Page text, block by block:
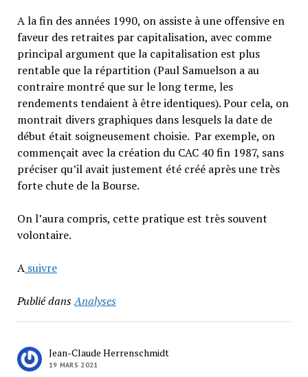
A la fin des années 1990, on assiste à une offensive en
faveur des retraites par capitalisation, avec comme
principal argument que la capitalisation est plus
rentable que la répartition (Paul Samuelson a au
contraire montré que sur le long terme, les
rendements tendaient à être identiques). Pour cela, on
montrait divers graphiques dans lesquels la date de
début était soigneusement choisie. Par exemple, on
commençait avec la création du CAC 40 fin 1987, sans
préciser qu’il avait justement été créé après une très
forte chute de la Bourse.
On l’aura compris, cette pratique est très souvent
volontaire.
Asuivre
Publié dansAnalyses
Jean-Claude Herrenschmidt
19 MARS 2021